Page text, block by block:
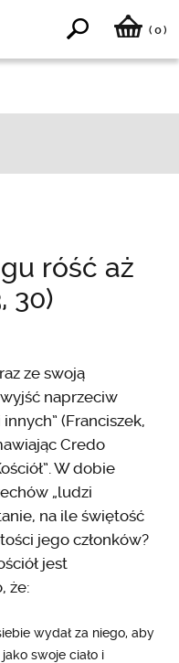
( 0)
róść aż
30)
ze swoją
naprzeciw
(Franciszek,
Credo
W dobie
„ludzi
na ile świętość
jego członków?
jest
że:
wydał za niego, aby
swoje ciało i